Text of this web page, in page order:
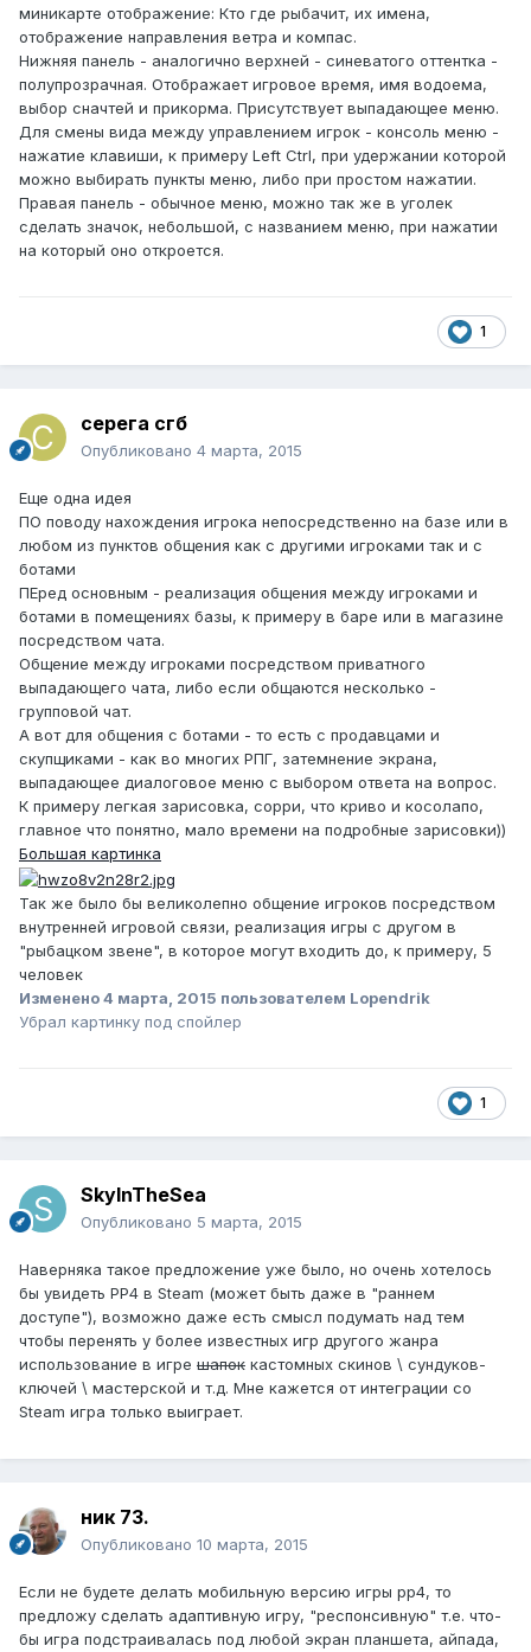
миникарте отображение: Кто где рыбачит, их имена,
отображение направления ветра и компас.
Нижняя панель - аналогично верхней - синеватого оттентка -
полупрозрачная. Отображает игровое время, имя водоема,
выбор сначтей и прикорма. Присутствует выпадающее меню.
Для смены вида между управлением игрок - консоль меню -
нажатие клавиши, к примеру Left Ctrl, при удержании которой
можно выбирать пункты меню, либо при простом нажатии.
Правая панель - обычное меню, можно так же в уголек
сделать значок, небольшой, с названием меню, при нажатии
на который оно откроется.
1
серега сгб
Опубликовано 4 марта, 2015
Еще одна идея
ПО поводу нахождения игрока непосредственно на базе или в
любом из пунктов общения как с другими игроками так и с
ботами
ПЕред основным - реализация общения между игроками и
ботами в помещениях базы, к примеру в баре или в магазине
посредством чата.
Общение между игроками посредством приватного
выпадающего чата, либо если общаются несколько -
групповой чат.
А вот для общения с ботами - то есть с продавцами и
скупщиками - как во многих РПГ, затемнение экрана,
выпадающее диалоговое меню с выбором ответа на вопрос.
К примеру легкая зарисовка, сорри, что криво и косолапо,
главное что понятно, мало времени на подробные зарисовки))
Большая картинка
Так же было бы великолепно общение игроков посредством
внутренней игровой связи, реализация игры с другом в
"рыбацком звене", в которое могут входить до, к примеру, 5
человек
Изменено4 марта, 2015 пользователем Lopendrik
Убрал картинку под спойлер
1
SkyInTheSea
Опубликовано 5 марта, 2015
Наверняка такое предложение уже было, но очень хотелось
бы увидеть PP4 в Steam (может быть даже в "раннем
доступе"), возможно даже есть смысл подумать над тем
чтобы перенять у более известных игр другого жанра
использование в игре шапок кастомных скинов \ сундуков-
ключей \ мастерской и т.д. Мне кажется от интеграции со
Steam игра только выиграет.
ник 73.
Опубликовано 10 марта, 2015
Если не будете делать мобильную версию игры рр4, то
предложу сделать адаптивную игру, "респонсивную" т.е. что-
бы игра подстраивалась под любой экран планшета, айпада,